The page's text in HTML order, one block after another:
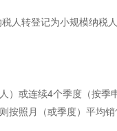
人转登记为小规模纳税
）或连续4个季度（按
照月（或季度）平均